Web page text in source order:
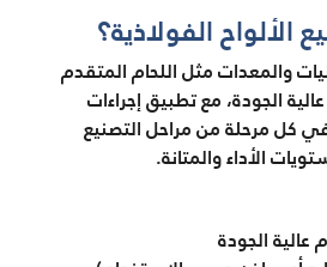
الفولاذية؟
والمعدات مثل اللحام المتقدم
الجودة، مع تطبيق إجراءات
كل مرحلة من مراحل التصنيع
الأداء والمتانة.
عالية الجودة